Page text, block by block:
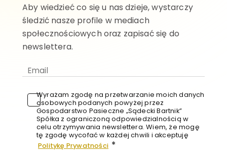
Aby wiedzieć co się u nas dzieje, wystarczy
śledzić nasze profile w mediach
społecznościowych oraz zapisać się do
newslettera.
Wyrażam zgodę na przetwarzanie moich danych
osobowych podanych powyżej przez
Gospodarstwo Pasieczne „Sądecki Bartnik”
Spółka z ograniczoną odpowiedzialnością w
celu otrzymywania newslettera. Wiem, że mogę
tę zgodę wycofać w każdej chwili i akceptuję
Politykę Prywatności *